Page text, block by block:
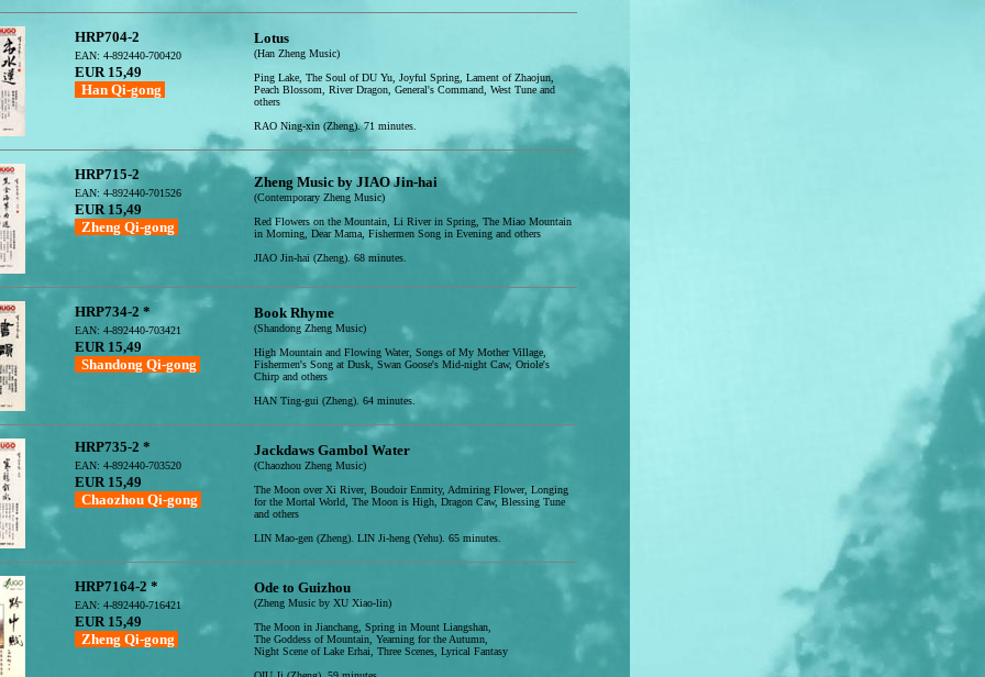
HRP704-2
EAN: 4-892440-700420
EUR 15,49
Han Qi-gong
Lotus
(Han Zheng Music)
Ping Lake, The Soul of DU Yu, Joyful Spring, Lament of Zhaojun,
Peach Blossom, River Dragon, General's Command, West Tune and
others
RAO Ning-xin (Zheng). 71 minutes.
HRP715-2
EAN: 4-892440-701526
EUR 15,49
Zheng Qi-gong
Zheng Music by JIAO Jin-hai
(Contemporary Zheng Music)
Red Flowers on the Mountain, Li River in Spring, The Miao Mountain
in Morning, Dear Mama, Fishermen Song in Evening and others
JIAO Jin-hai (Zheng). 68 minutes.
HRP734-2 *
EAN: 4-892440-703421
EUR 15,49
Shandong Qi-gong
Book Rhyme
(Shandong Zheng Music)
High Mountain and Flowing Water, Songs of My Mother Village,
Fishermen's Song at Dusk, Swan Goose's Mid-night Caw, Oriole's
Chirp and others
HAN Ting-gui (Zheng). 64 minutes.
HRP735-2 *
EAN: 4-892440-703520
EUR 15,49
Chaozhou Qi-gong
Jackdaws Gambol Water
(Chaozhou Zheng Music)
The Moon over Xi River, Boudoir Enmity, Admiring Flower, Longing
for the Mortal World, The Moon is High, Dragon Caw, Blessing Tune
and others
LIN Mao-gen (Zheng). LIN Ji-heng (Yehu). 65 minutes.
HRP7164-2 *
EAN: 4-892440-716421
EUR 15,49
Zheng Qi-gong
Ode to Guizhou
(Zheng Music by XU Xiao-lin)
The Moon in Jianchang, Spring in Mount Liangshan,
The Goddess of Mountain, Yearning for the Autumn,
Night Scene of Lake Erhai, Three Scenes, Lyrical Fantasy